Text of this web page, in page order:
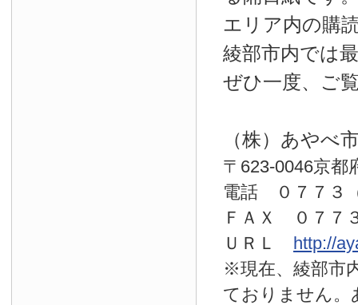
エリア内の購
綾部市内では
ぜひ一度、ご
（株）あやべ
〒623-0046京都
電話 ０７７
ＦＡＸ ０７７
ＵＲＬ http://
※現在、綾部市
ておりません。